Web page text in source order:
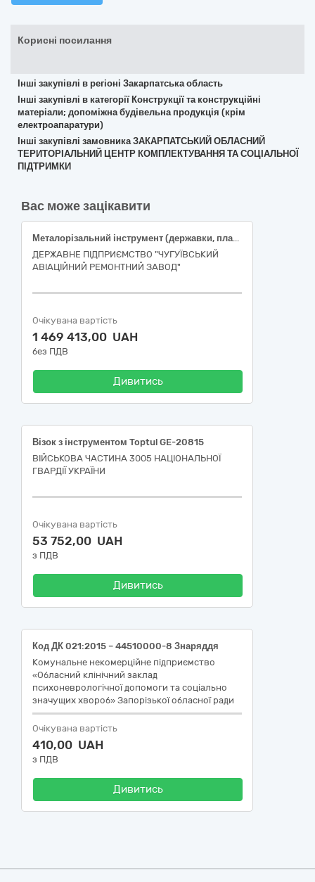
Корисні посилання
Інші закупівлі в регіоні Закарпатська область
Інші закупівлі в категорії Конструкції та конструкційні
матеріали; допоміжна будівельна продукція (крім
електроапаратури)
Інші закупівлі замовника ЗАКАРПАТСЬКИЙ ОБЛАСНИЙ
ТЕРИТОРІАЛЬНИЙ ЦЕНТР КОМПЛЕКТУВАННЯ ТА СОЦІАЛЬНОЇ
ПІДТРИМКИ
Вас може зацікавити
Металорізальний інструмент (державки, пластини, фрези та ін.)
ДЕРЖАВНЕ ПІДПРИЄМСТВО "ЧУГУЇВСЬКИЙ
АВІАЦІЙНИЙ РЕМОНТНИЙ ЗАВОД"
Очікувана вартість
1 469 413,00 UAH
без ПДВ
Дивитись
Візок з інструментом Toptul GE-20815
ВІЙСЬКОВА ЧАСТИНА 3005 НАЦІОНАЛЬНОЇ
ГВАРДІЇ УКРАЇНИ
Очікувана вартість
53 752,00 UAH
з ПДВ
Дивитись
Код ДК 021:2015 – 44510000-8 Знаряддя
Комунальне некомерційне підприємство
«Обласний клінічний заклад
психоневрологічної допомоги та соціально
значущих хвороб» Запорізької обласної ради
Очікувана вартість
410,00 UAH
з ПДВ
Дивитись